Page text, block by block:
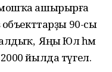
ашырырға
90-сы
ә Яңы Юл һәм
йылда түгел.